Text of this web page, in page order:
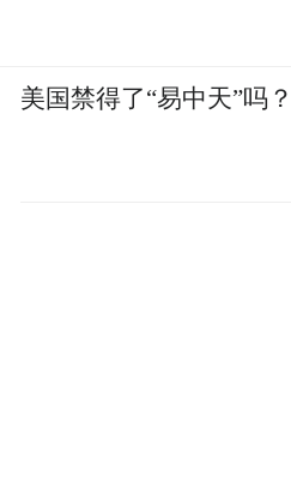
美国禁得了“易中天”吗？